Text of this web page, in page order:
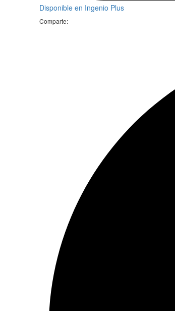
Disponible en Ingenio Plus
Comparte: